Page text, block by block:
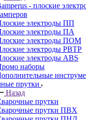
- плоские
электроды ПП
электроды ПА
электроды ПОМ
электроды РВТР
электроды ABS
наборы
прутки
Назад
прутки
прутки ПВХ